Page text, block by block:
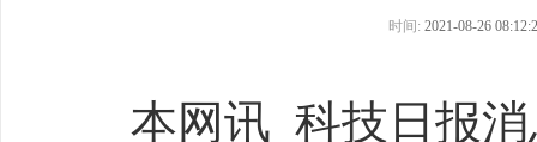
时间: 2021-08-26
本网讯 科技日报消